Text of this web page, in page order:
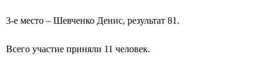
3-е место – Шевченко Денис, результат 81.
Всего участие приняли 11 человек.